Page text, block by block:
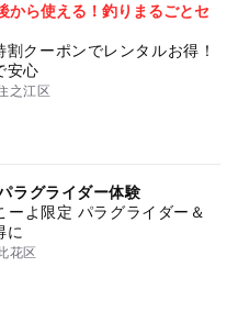
から使える！釣りまるごとセ
割クーポンでレンタルお得！
安心
之江区
ラグライダー体験
ーよ限定 パラグライダー＆
に
花区